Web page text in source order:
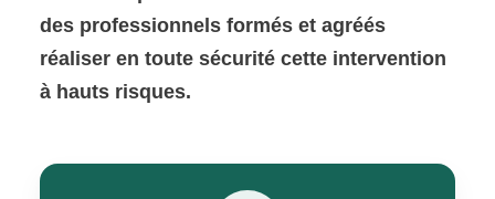
des professionnels formés et agréés
réaliser en toute sécurité cette intervention
à hauts risques.